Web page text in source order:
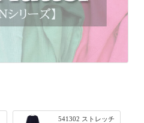
541302 ストレッチ